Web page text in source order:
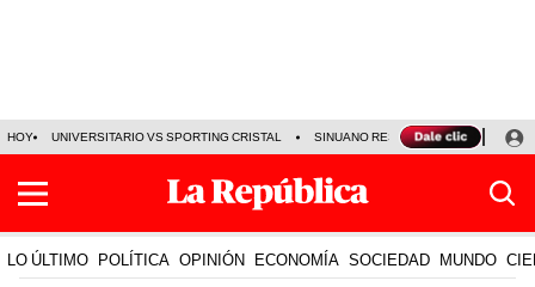
HOY UNIVERSITARIO VS SPORTING CRISTAL SINUANO RESULTADOS HOY
LO ÚLTIMO POLÍTICA OPINIÓN ECONOMÍA SOCIEDAD MUNDO